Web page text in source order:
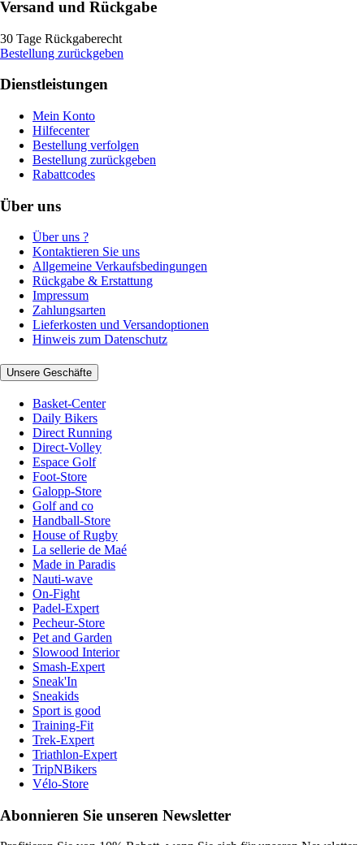
Versand und Rückgabe
30 Tage Rückgaberecht
Bestellung zurückgeben
Dienstleistungen
Mein Konto
Hilfecenter
Bestellung verfolgen
Bestellung zurückgeben
Rabattcodes
Über uns
Über uns ?
Kontaktieren Sie uns
Allgemeine Verkaufsbedingungen
Rückgabe & Erstattung
Impressum
Zahlungsarten
Lieferkosten und Versandoptionen
Hinweis zum Datenschutz
Unsere Geschäfte
Basket-Center
Daily Bikers
Direct Running
Direct-Volley
Espace Golf
Foot-Store
Galopp-Store
Golf and co
Handball-Store
House of Rugby
La sellerie de Maé
Made in Paradis
Nauti-wave
On-Fight
Padel-Expert
Pecheur-Store
Pet and Garden
Slowood Interior
Smash-Expert
Sneak'In
Sneakids
Sport is good
Training-Fit
Trek-Expert
Triathlon-Expert
TripNBikers
Vélo-Store
Abonnieren Sie unseren Newsletter